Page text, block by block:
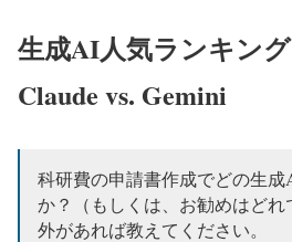
生成AI人気ランキン
Claude vs. Gemini
科研費の申請書作成でどの生
か？（もしくは、お勧めはどれ
外があれば教えてください。